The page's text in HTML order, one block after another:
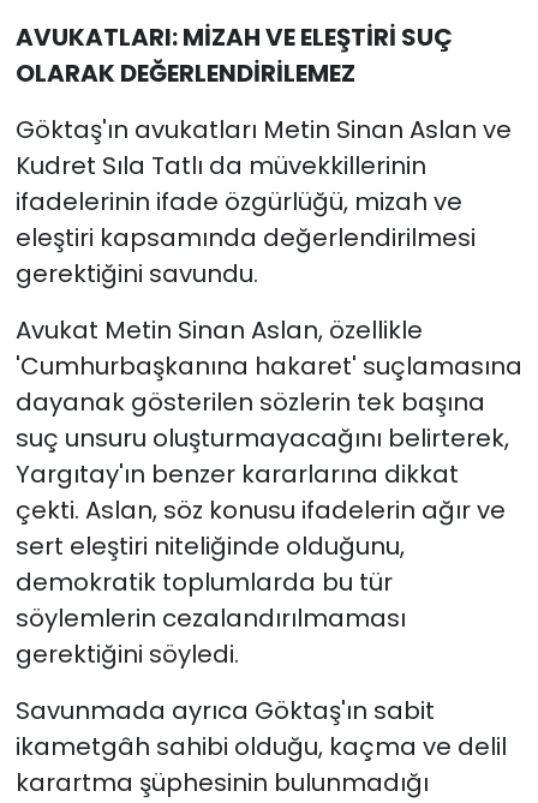
AVUKATLARI: MİZAH VE ELEŞTİRİ SUÇ
OLARAK DEĞERLENDİRİLEMEZ
Göktaş'ın avukatları Metin Sinan Aslan ve
Kudret Sıla Tatlı da müvekkillerinin
ifadelerinin ifade özgürlüğü, mizah ve
eleştiri kapsamında değerlendirilmesi
gerektiğini savundu.
Avukat Metin Sinan Aslan, özellikle
'Cumhurbaşkanına hakaret' suçlamasına
dayanak gösterilen sözlerin tek başına
suç unsuru oluşturmayacağını belirterek,
Yargıtay'ın benzer kararlarına dikkat
çekti. Aslan, söz konusu ifadelerin ağır ve
sert eleştiri niteliğinde olduğunu,
demokratik toplumlarda bu tür
söylemlerin cezalandırılmaması
gerektiğini söyledi.
Savunmada ayrıca Göktaş'ın sabit
ikametgâh sahibi olduğu, kaçma ve delil
karartma şüphesinin bulunmadığı